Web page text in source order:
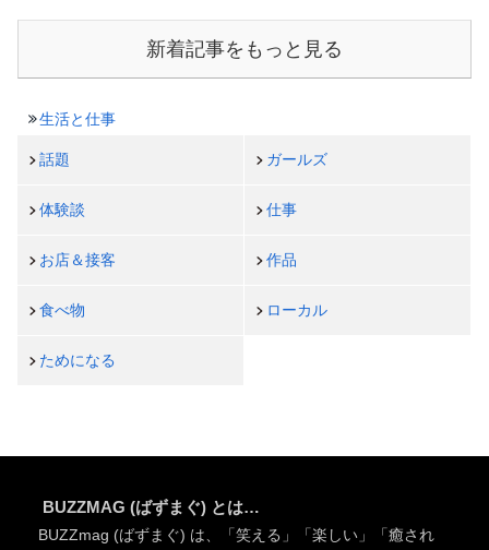
新着記事をもっと見る
生活と仕事
話題 ガールズ
体験談 仕事
お店＆接客 作品
食べ物 ローカル
ためになる
BUZZMAG (ばずまぐ) とは…
BUZZmag (ばずまぐ) は、「笑える」「楽しい」「癒され